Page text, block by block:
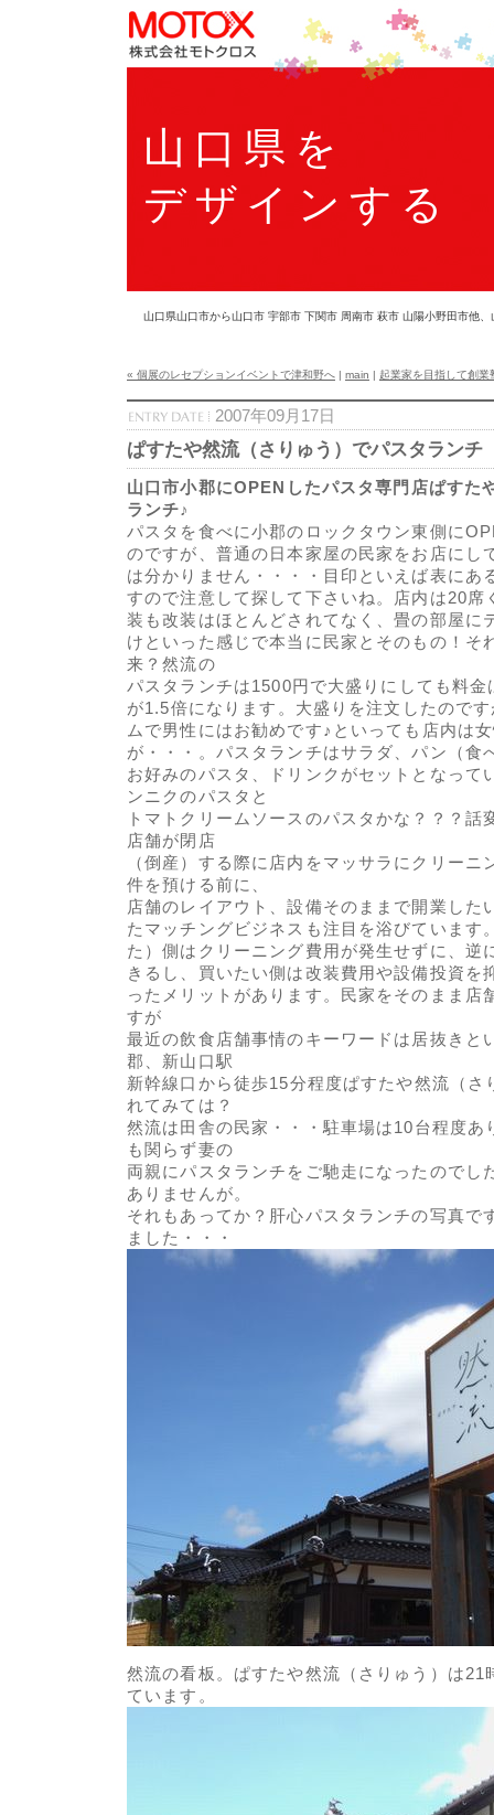
山口県を
デザインする
山口県山口市から山口市 宇部市 下関市 周南市 萩市 山陽小野田市他
« 個展のレセプションイベントで津和野へ | main | 起業家を目指して創業
2007年09月17日
ぱすたや然流（さりゅう）でパスタランチ
山口市小郡にOPENしたパスタ専門店ぱすた
ランチ♪
パスタを食べに小郡のロックタウン東側に
のですが、普通の日本家屋の民家をお店にし
は分かりません・・・・目印といえば表にあ
すので注意して探して下さいね。店内は20席
装も改装はほとんどされてなく、畳の部屋に
けといった感じで本当に民家とそのもの！そ
来？然流の
パスタランチは1500円で大盛りにしても料
が1.5倍になります。大盛りを注文したので
ムで男性にはお勧めです♪といっても店内は
が・・・。パスタランチはサラダ、パン（食
お好みのパスタ、ドリンクがセットとなって
ンニクのパスタと
トマトクリームソースのパスタかな？？？話
店舗が閉店
（倒産）する際に店内をマッサラにクリーニ
件を預ける前に、
店舗のレイアウト、設備そのままで開業した
たマッチングビジネスも注目を浴びています
た）側はクリーニング費用が発生せずに、逆
きるし、買いたい側は改装費用や設備投資を
ったメリットがあります。民家をそのまま店
すが
最近の飲食店舗事情のキーワードは居抜きと
郡、新山口駅
新幹線口から徒歩15分程度ぱすたや然流（さ
れてみては？
然流は田舎の民家・・・駐車場は10台程度あ
も関らず妻の
両親にパスタランチをご馳走になったのでし
ありませんが。
それもあってか？肝心パスタランチの写真で
ました・・・
然流の看板。ぱすたや然流（さりゅう）は21
ています。